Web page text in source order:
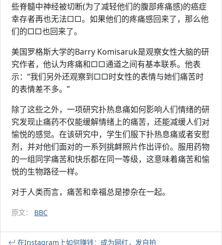
些脊髓中神经被切断(为了减轻他们的腹部疼痛感)的癌症
幸存者再也无法□□。如果他们的疼痛感回来了，那么他
们的□□也回来了。
美国罗格斯大学的Barry Komisaruk是观察女性大脑的研
究作者，他认为疼痛和□□通道之间有基本联系。他表
示：“我们另外还观察到□□时女性的表情与她们痛苦时
的表情差不多。”
除了这些之外，一项研究扑热息痛如何影响人们情绪的研
究发现止痛药不仅能缓解情绪上的痛苦，还能减缓人们对
愉悦的感觉。在该研究中，学生们服下扑热息痛或者安慰
剂，并对他们面对的一系列挑衅照片作出评价。服用药物
的一组同学痛苦和快乐都在同一等级，这意味着痛苦和愉
悦的生物路径一样。
对于人类而言，痛苦和幸福总是掺杂在一起。
原文： BBC
在Instagram上如何赚钱：成为网红，发自拍